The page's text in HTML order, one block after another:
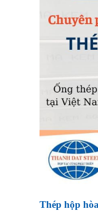
Thép hộp